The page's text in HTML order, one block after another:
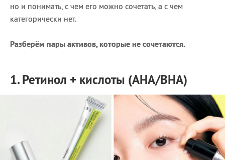
но и понимать, с чем его можно сочетать, а с чем
категорически нет.
Разберём пары активов, которые не сочетаются.
1. Ретинол + кислоты (AHA/BHA)